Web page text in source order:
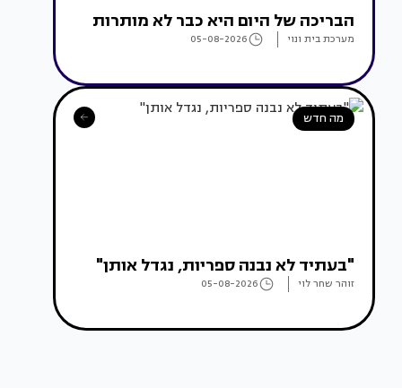
הבריכה של היום היא כבר לא מותרות
מערכת בית ונוי 05-08-2026
מה חדש
"בעתיד לא נבנה ספריות, נגדל אותן"
זוהר שחר לוי 05-08-2026